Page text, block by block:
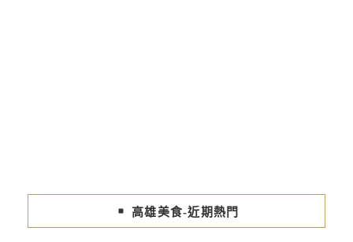
高雄美食-近期熱門